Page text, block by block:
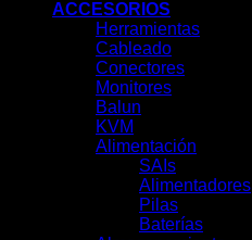
ACCESORIOS
Herramientas
Cableado
Conectores
Monitores
Balun
KVM
Alimentación
SAIs
Alimentadores
Pilas
Baterías